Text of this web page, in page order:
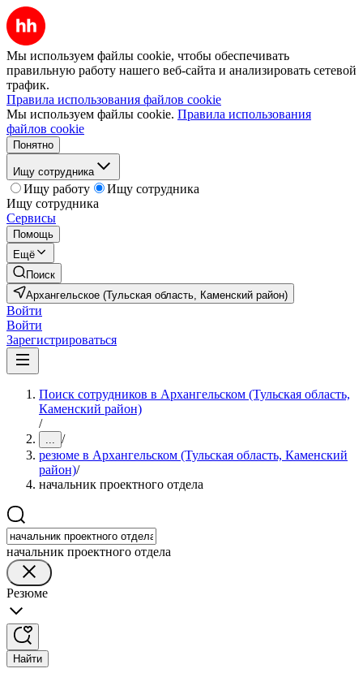
Мы используем файлы cookie, чтобы обеспечивать
правильную работу нашего веб-сайта и анализировать сетевой
трафик.
Правила использования файлов cookie
Мы используем файлы cookie. Правила использования
файлов cookie
Понятно
Ищу сотрудника
Ищу работу
Ищу сотрудника
Ищу сотрудника
Сервисы
Помощь
Ещё
Поиск
Архангельское (Тульская область, Каменский район)
Войти
Войти
Зарегистрироваться
Поиск сотрудников в Архангельском (Тульская область,
Каменский район)
/
... /
резюме в Архангельском (Тульская область, Каменский
район)/
начальник проектного отдела
начальник проектного отдела
Резюме
Найти